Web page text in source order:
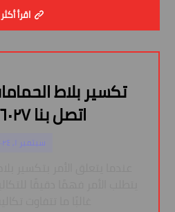
اقرأ أكثر
تكسير بلاط
اتصل بنا ٠٥٠٦٢٧٦٠٢٧
سبتمبر ١, ٢٠٢٤